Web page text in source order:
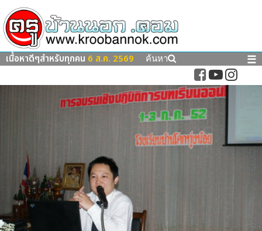
เนื้อหาดีๆสำหรับทุกคน 6 ส.ค. 2569 ค้นหา ☰